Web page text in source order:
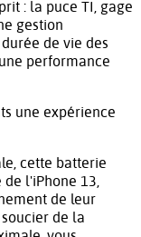
: la puce TI, gage
gestion
de vie des
performance
une expérience
cette batterie
l'iPhone 13,
de leur
de la